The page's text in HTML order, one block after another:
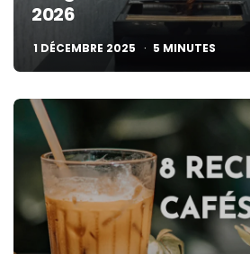
2026
1 DÉCEMBRE 2025 5 MINUTES